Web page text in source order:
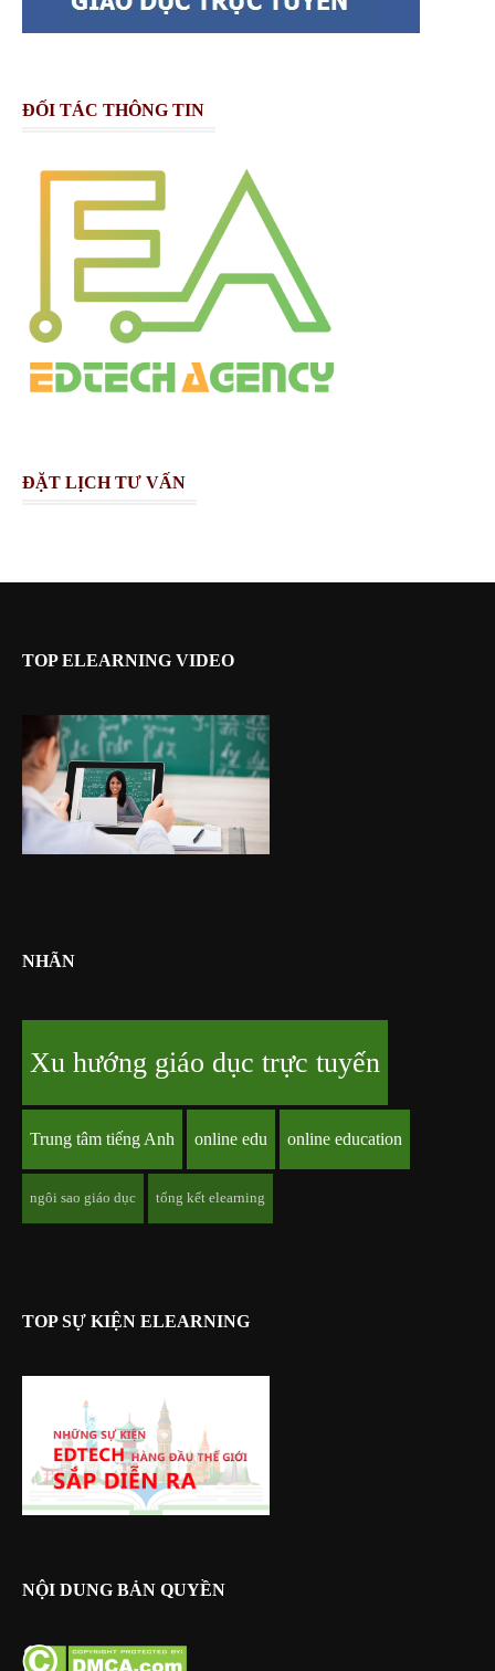
ĐỐI TÁC THÔNG TIN
ĐẶT LỊCH TƯ VẤN
TOP ELEARNING VIDEO
NHÃN
Xu hướng giáo dục trực tuyến
Trung tâm tiếng Anh online edu online education
ngôi sao giáo dục tổng kết elearning
TOP SỰ KIỆN ELEARNING
NỘI DUNG BẢN QUYỀN